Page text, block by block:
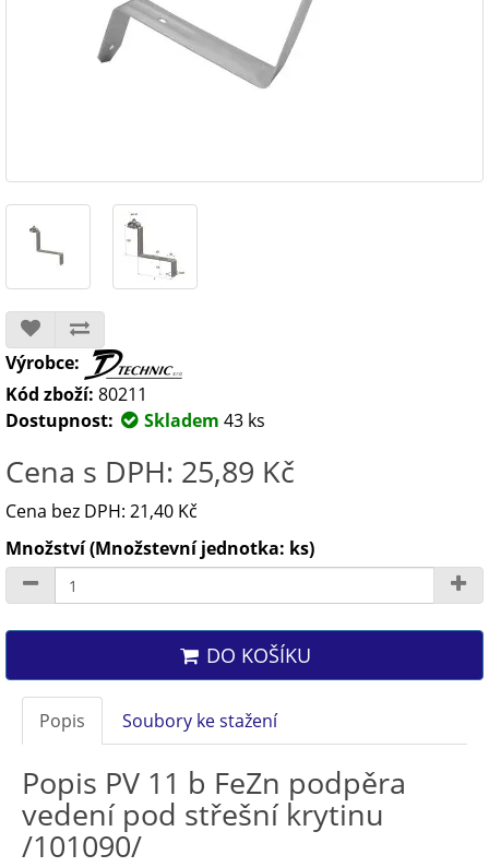
Výrobce:
Kód zboží: 80211
Dostupnost:
Skladem 43 ks
Cena s DPH: 25,89 Kč
Cena bez DPH: 21,40 Kč
Množství (Množstevní jednotka: ks)
DO KOŠÍKU
Popis Soubory ke stažení
Popis PV 11 b FeZn podpěra
vedení pod střešní krytinu
/101090/